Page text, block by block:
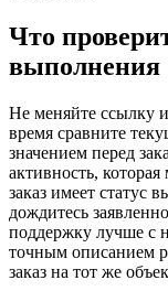
Что
выполнения
Не меняйте ссылку
время сравните
значением перед
активность,
заказ имеет статус
дождитесь
поддержку лучше с
точным описанием
заказ на тот же